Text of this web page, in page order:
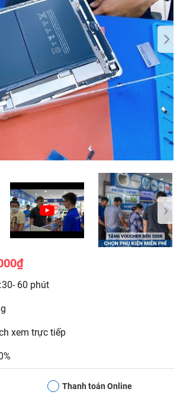
›
60 phút
xem trực tiếp
Thanh toán Online